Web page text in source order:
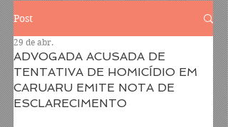
Post
ADVOGADA ACUSADA DE
TENTATIVA DE HOMICÍDIO EM
CARUARU EMITE NOTA DE
ESCLARECIMENTO
29 de abr.